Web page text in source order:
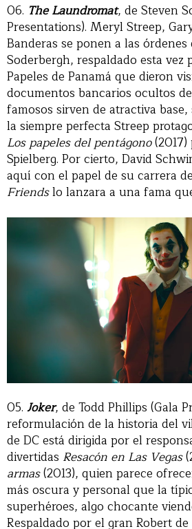
06. The Laundromat, de Steven
Presentations). Meryl Streep,
Banderas se ponen a las órdenes
Soderbergh, respaldado esta vez
Papeles de Panamá que dieron
documentos bancarios ocultos
famosos sirven de atractiva
la siempre perfecta Streep
Los papeles del pentágono(2017)
Spielberg. Por cierto, David
aquí con el papel de su carrera
Friendslo lanzara a una fama
05. Joker, de Todd Phillips (Gala
reformulación de la historia del
de DC está dirigida por el
divertidas Resacón en Las Vegas
armas(2013), quien parece
más oscura y personal que la
superhéroes, algo chocante
Respaldado por el gran Robert